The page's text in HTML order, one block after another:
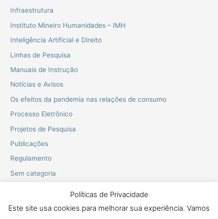
Infraestrutura
Instituto Mineiro Humanidades – IMH
Inteligência Artificial e Direito
Linhas de Pesquisa
Manuais de Instrução
Notícias e Avisos
Os efeitos da pandemia nas relações de consumo
Processo Eletrônico
Projetos de Pesquisa
Publicações
Regulamento
Sem categoria
Políticas de Privacidade
Este site usa cookies para melhorar sua experiência. Vamos